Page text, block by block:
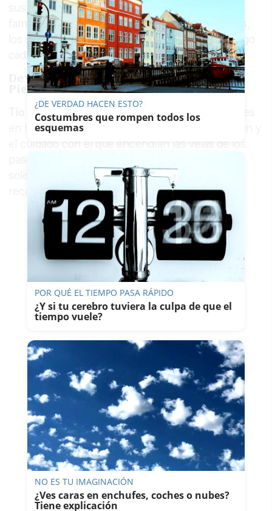
sus nombres se pronunciaban con la misma
familiaridad que los deChupaceiteyCandilejas
los sayones que acompañan al Señor de Santiago
cada Miércoles Santo.​
Devotos del 'Prendi', el Desamparo y La
Piedad
Tío Bombiy su hermano eran figuras entrañables
en las procesiones, conocidos por su dedicación y
el cuidado con el que encendían las velas de los
solemnidad y el recogimiento durante los
recorridos procesionales.​
¿DE VERDAD HACEN ESTO?
Costumbres que rompen todos los
esquemas
POR QUÉ EL TIEMPO PASA RÁPIDO
¿Y si tu cerebro tuviera la culpa de que el
tiempo vuele?
NO ES TU IMAGINACIÓN
¿Ves caras en enchufes, coches o nubes?
Tiene explicación